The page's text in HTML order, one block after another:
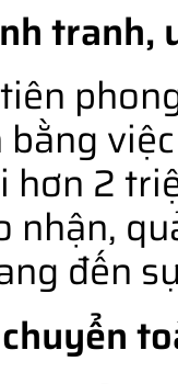
tranh,
hơn 2
nhận,
đến